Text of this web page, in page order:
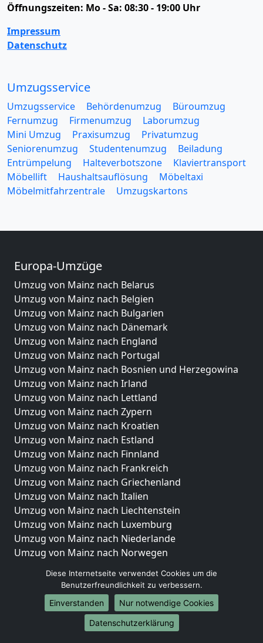
Öffnungszeiten: Mo - Sa: 08:30 - 19:00 Uhr
Impressum
Datenschutz
Umzugsservice
Umzugsservice Behördenumzug
Büroumzug
Fernumzug
Firmenumzug
Laborumzug
Mini Umzug
Praxisumzug
Privatumzug
Seniorenumzug
Studentenumzug
Beiladung
Entrümpelung
Halteverbotszone
Klaviertransport
Möbellift
Haushaltsauflösung
Möbeltaxi
Möbelmitfahrzentrale
Umzugskartons
Europa-Umzüge
Umzug von Mainz nach Belarus
Umzug von Mainz nach Belgien
Umzug von Mainz nach Bulgarien
Umzug von Mainz nach Dänemark
Umzug von Mainz nach England
Umzug von Mainz nach Portugal
Umzug von Mainz nach Bosnien und Herzegowina
Umzug von Mainz nach Irland
Umzug von Mainz nach Lettland
Umzug von Mainz nach Zypern
Umzug von Mainz nach Kroatien
Umzug von Mainz nach Estland
Umzug von Mainz nach Finnland
Umzug von Mainz nach Frankreich
Umzug von Mainz nach Griechenland
Umzug von Mainz nach Italien
Umzug von Mainz nach Liechtenstein
Umzug von Mainz nach Luxemburg
Umzug von Mainz nach Niederlande
Umzug von Mainz nach Norwegen
Umzüge-Deutschlandweit
Umzug von Mainz nach Berlin
Umzug von Mainz nach Hamburg
Umzug von Mainz nach München
Diese Internetseite verwendet Cookies um die
Benutzerfreundlichkeit zu verbessern.
Einverstanden
Nur notwendige Cookies
Datenschutzerklärung